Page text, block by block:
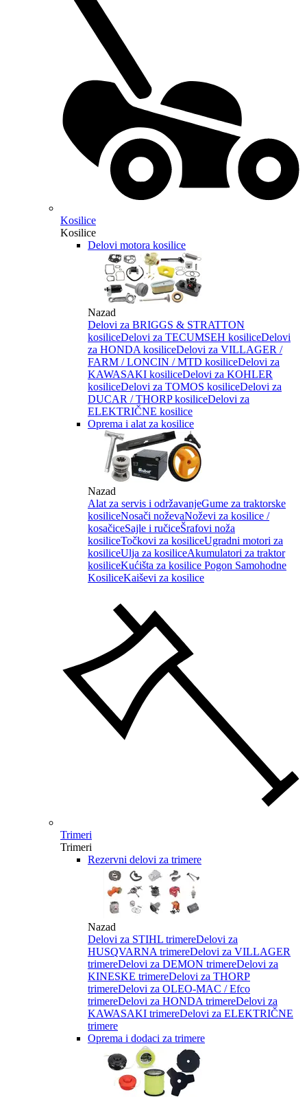
Kosilice
Kosilice
Delovi motora kosilice
Nazad
Delovi za BRIGGS & STRATTON
kosiliceDelovi za TECUMSEH kosiliceDelovi
za HONDA kosiliceDelovi za VILLAGER /
FARM / LONCIN / MTD kosiliceDelovi za
KAWASAKI kosiliceDelovi za KOHLER
kosiliceDelovi za TOMOS kosiliceDelovi za
DUCAR / THORP kosiliceDelovi za
ELEKTRIČNE kosilice
Oprema i alat za kosilice
Nazad
Alat za servis i održavanjeGume za traktorske
kosiliceNosači noževaNoževi za kosilice /
kosačiceSajle i ručiceŠrafovi noža
kosiliceTočkovi za kosiliceUgradni motori za
kosiliceUlja za kosiliceAkumulatori za traktor
kosiliceKućišta za kosilice Pogon Samohodne
KosiliceKaiševi za kosilice
Trimeri
Trimeri
Rezervni delovi za trimere
Nazad
Delovi za STIHL trimereDelovi za
HUSQVARNA trimereDelovi za VILLAGER
trimereDelovi za DEMON trimereDelovi za
KINESKE trimereDelovi za THORP
trimereDelovi za OLEO-MAC / Efco
trimereDelovi za HONDA trimereDelovi za
KAWASAKI trimereDelovi za ELEKTRIČNE
trimere
Oprema i dodaci za trimere